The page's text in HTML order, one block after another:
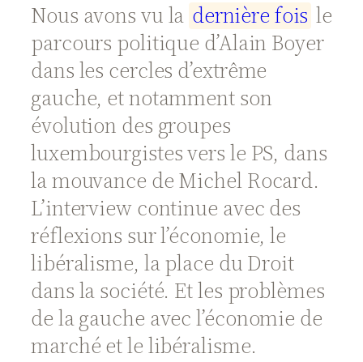
Nous avons vu la dernièrefois le
parcours politique d’Alain Boyer
dans les cercles d’extrême
gauche, et notamment son
évolution des groupes
luxembourgistes vers le PS, dans
la mouvance de Michel Rocard.
L’interview continue avec des
réflexions sur l’économie, le
libéralisme, la place du Droit
dans la société. Et les problèmes
de la gauche avec l’économie de
marché et le libéralisme.